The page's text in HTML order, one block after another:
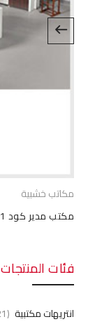
مكاتب خشبية
مكتب مدير كود 7021
فئات المنتجات
انتريهات مكتبية (21)